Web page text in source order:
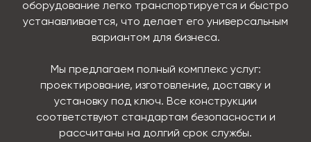
оборудование легко транспортируется и быстро
устанавливается, что делает его универсальным
вариантом для бизнеса.
Мы предлагаем полный комплекс услуг:
проектирование, изготовление, доставку и
установку под ключ. Все конструкции
соответствуют стандартам безопасности и
рассчитаны на долгий срок службы.